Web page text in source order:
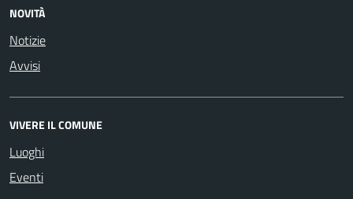
NOVITÀ
Notizie
Avvisi
VIVERE IL COMUNE
Luoghi
Eventi